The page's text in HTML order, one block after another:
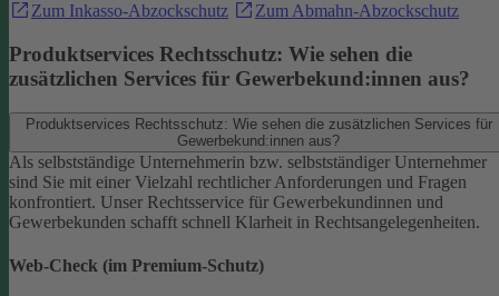
Zum Inkasso-Abzockschutz
Zum Abmahn-Abzockschutz
Produktservices Rechtsschutz: Wie sehen die
zusätzlichen Services für Gewerbekund:innen aus?
Produktservices Rechtsschutz: Wie sehen die zusätzlichen Services für
Gewerbekund:innen aus?
Als selbstständige Unternehmerin bzw. selbstständiger Unternehmer
sind Sie mit einer Vielzahl rechtlicher Anforderungen und Fragen
konfrontiert. Unser Rechtsservice für Gewerbekundinnen und
Gewerbekunden schafft schnell Klarheit in Rechtsangelegenheiten.
Web-Check (im Premium-Schutz)